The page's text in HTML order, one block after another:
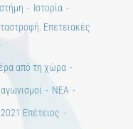
Ιστορία
Επετειακές
από τη χώρα
ΝΕΑ
Επέτειος